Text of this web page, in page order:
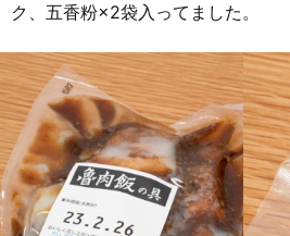
ク、五香粉×2袋入ってました。